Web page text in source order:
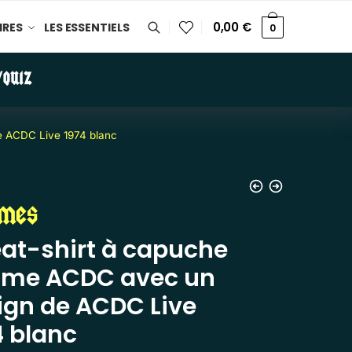
LES ESSENTIELS 0,00 € 0
QUIZ
Live 1974 blanc
shirt à capuche
ACDC avec un
de ACDC Live
blanc